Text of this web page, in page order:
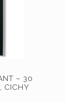
– 30
CICHY